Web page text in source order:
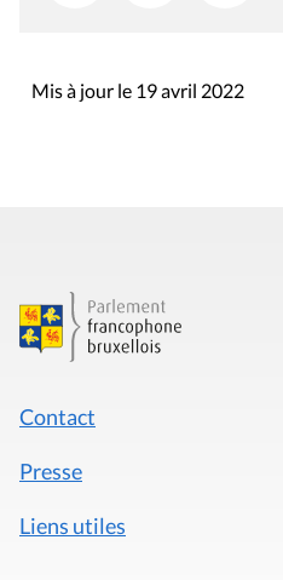
Mis à jour le 19 avril 2022
Contact
Presse
Liens utiles